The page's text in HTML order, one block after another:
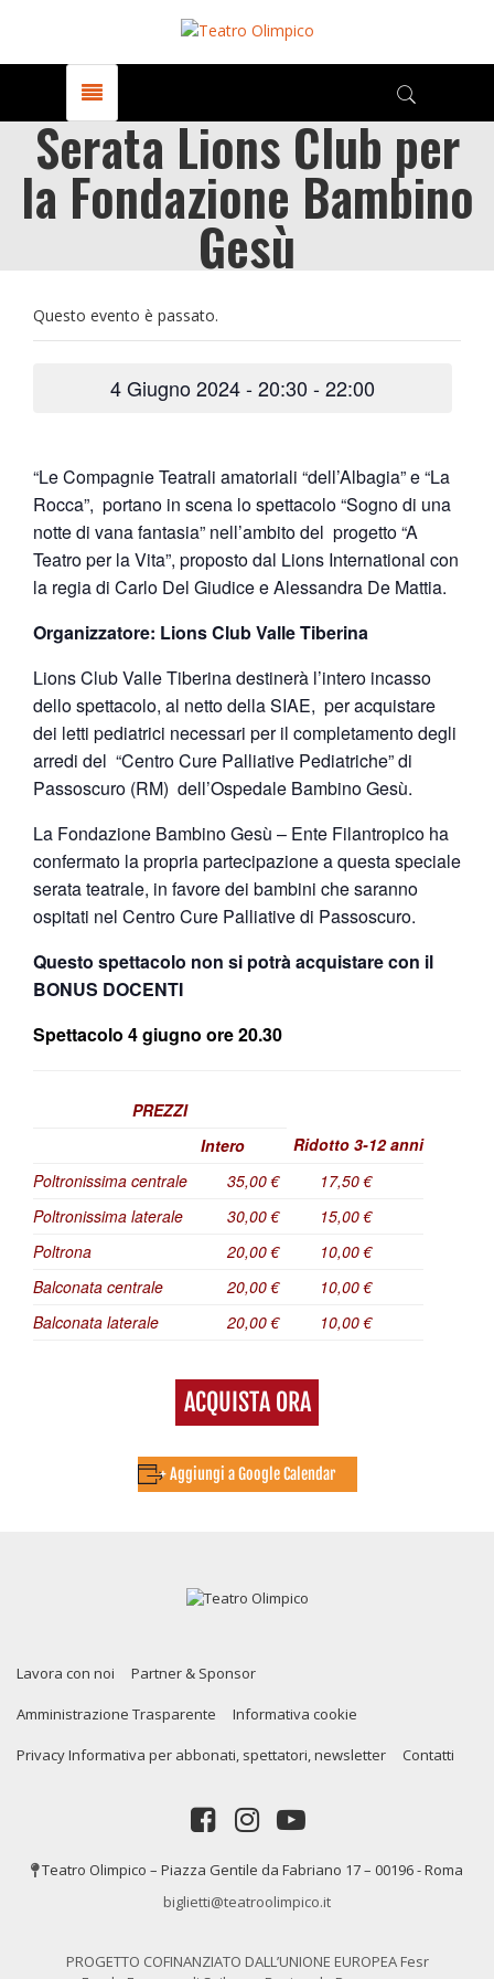
Serata Lions Club per
la Fondazione Bambino
Gesù
Questo evento è passato.
4 Giugno 2024 - 20:30 -22:00
“Le Compagnie Teatrali amatoriali “dell’Albagia” e “La
Rocca”, portano in scena lo spettacolo “Sogno di una
notte di vana fantasia” nell’ambito del progetto “A
Teatro per la Vita”, proposto dal Lions International con
la regia di Carlo Del Giudice e Alessandra De Mattia.
Organizzatore: Lions Club Valle Tiberina
Lions Club Valle Tiberina destinerà l’intero incasso
dello spettacolo, al netto della SIAE, per acquistare
dei letti pediatrici necessari per il completamento degli
arredi del “Centro Cure Palliative Pediatriche” di
Passoscuro (RM) dell’Ospedale Bambino Gesù.
La Fondazione Bambino Gesù – Ente Filantropico ha
confermato la propria partecipazione a questa speciale
serata teatrale, in favore dei bambini che saranno
ospitati nel Centro Cure Palliative di Passoscuro.
Questo spettacolo non si potrà acquistare con il
BONUS DOCENTI
Spettacolo 4 giugno ore 20.30
PREZZI
Intero
Ridotto 3-12 anni
Poltronissima centrale
35,00 €
17,50 €
Poltronissima laterale
30,00 €
15,00 €
Poltrona
20,00 €
10,00 €
Balconata centrale
20,00 €
10,00 €
Balconata laterale
20,00 € 10,00 €
ACQUISTA ORA
+ Aggiungi a Google Calendar
Lavora con noi Partner & Sponsor
Amministrazione Trasparente Informativa cookie
Privacy Informativa per abbonati, spettatori, newsletter Contatti
Teatro Olimpico – Piazza Gentile da Fabriano 17 – 00196 - Roma
biglietti@teatroolimpico.it
PROGETTO COFINANZIATO DALL’UNIONE EUROPEA Fesr